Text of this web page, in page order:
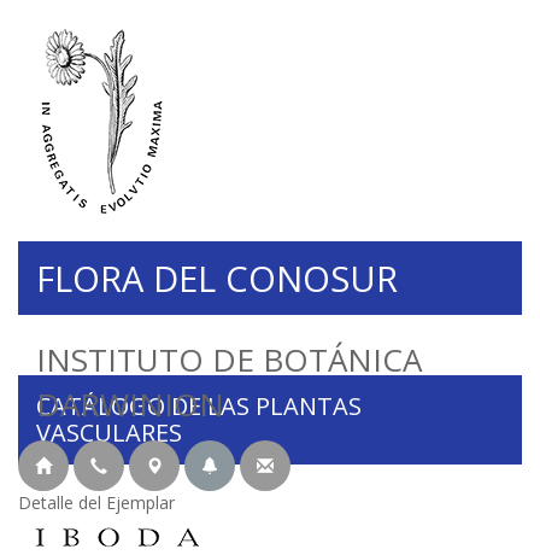
INSTITUTO DE BOTÁNICA
DARWINION
FLORA DEL CONOSUR
CATÁLOGO DE LAS PLANTAS
VASCULARES
Detalle del Ejemplar